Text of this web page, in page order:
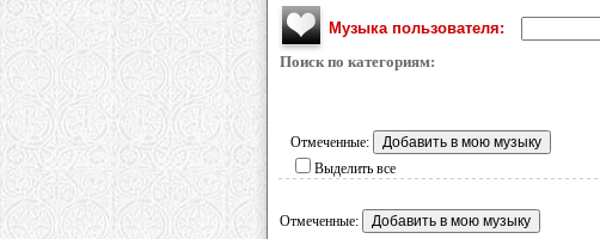
Музыка пользователя:
Поиск по категориям:
Отмеченные:
Выделить все
Отмеченные: